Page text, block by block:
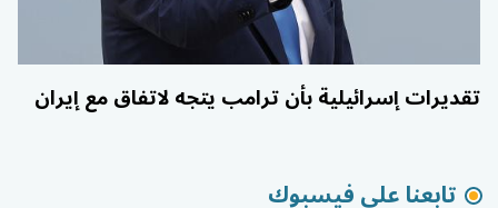
تقديرات إسرائيلية بأن ترامب يتجه لاتفاق مع إيران
تابعنا على فيسبوك